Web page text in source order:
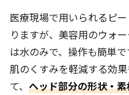
医療現場で用いられるピ
りますが、美容用のウォ
は水のみで、操作も簡単で
肌のくすみを軽減する効
て、 ヘッド部分の形状・